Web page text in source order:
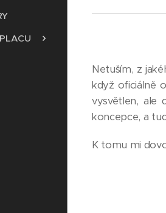
Netuším, z
když oficiálně
vysvětlen, ale
koncepce, a
K tomu mi